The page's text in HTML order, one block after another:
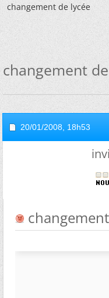
changement de lycée
changement
20/01/2008, 18h53